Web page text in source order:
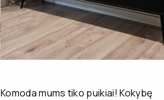
Komoda mums tiko puikiai! Kokybę